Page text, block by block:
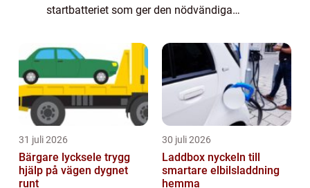
startbatteriet som ger den nödvändiga
31 juli 2026
Bärgare lycksele trygg
hjälp på vägen dygnet
runt
30 juli 2026
Laddbox nyckeln till
smartare elbilsladdning
hemma